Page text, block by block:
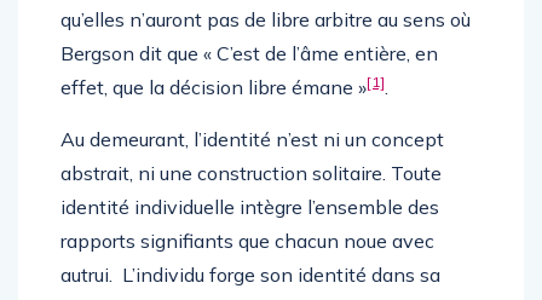
qu’elles n’auront pas de libre arbitre au sens où
Bergson dit que « C’est de l’âme entière, en
effet, que la décision libre émane »[1].
Au demeurant, l’identité n’est ni un concept
abstrait, ni une construction solitaire. Toute
identité individuelle intègre l’ensemble des
rapports signifiants que chacun noue avec
autrui. L’individu forge son identité dans sa